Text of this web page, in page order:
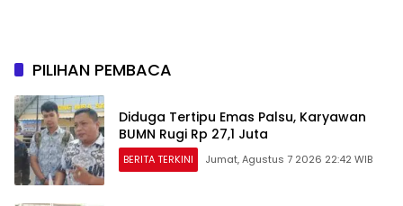
PILIHAN PEMBACA
Diduga Tertipu Emas Palsu, Karyawan
BUMN Rugi Rp 27,1 Juta
BERITA TERKINI Jumat, Agustus 7 2026 22:42 WIB